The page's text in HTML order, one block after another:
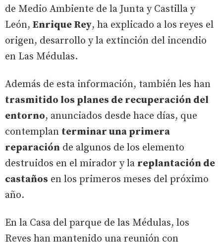
de Medio Ambiente de la Junta y Castilla y
León, Enrique Rey, ha explicado a los reyes el
origen, desarrollo y la extinción del incendio
en Las Médulas.
Además de esta información, también les han
trasmitido los planes de recuperación del
entorno, anunciados desde hace días, que
contemplan terminar una primera
reparación de algunos de los elemento
destruidos en el mirador y la replantación de
castaños en los primeros meses del próximo
año.
En la Casa del parque de las Médulas, los
Reyes han mantenido una reunión con